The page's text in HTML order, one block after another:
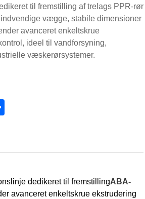
til fremstilling af trelags PPR-rør
vægge, stabile dimensioner
avanceret enkeltskrue
ideel til vandforsyning,
væskerørsystemer.
Share
dedikeret til fremstillingABA-
avanceret enkeltskrue ekstrudering